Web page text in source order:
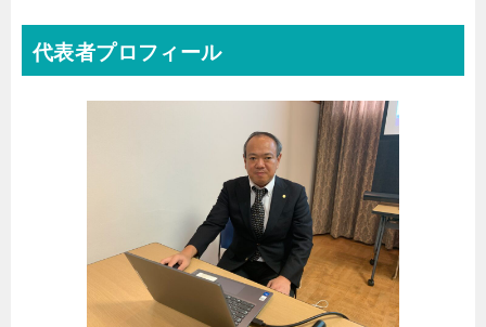
代表者プロフィール